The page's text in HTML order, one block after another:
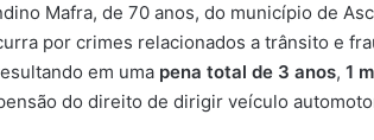
Mafra, de 70 anos, do município de
por crimes relacionados a trânsito e
em uma pena total de 3 anos, 1
do direito de dirigir veículo